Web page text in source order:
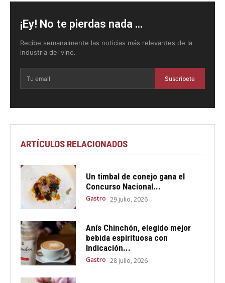
¡Ey! No te pierdas nada ...
Recibe semanalmente las noticias más relevantes de la
industria del vino.
Suscríbete
ARTÍCULOS RELACIONADOS
Un timbal de conejo gana el
Concurso Nacional...
Gastro 29 julio, 2026
Anís Chinchón, elegido mejor
bebida espirituosa con
Indicación...
Gastro 28 julio, 2026